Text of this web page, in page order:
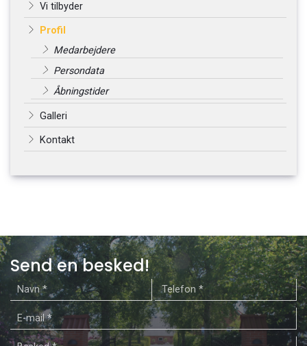
Vi tilbyder
Profil
Medarbejdere
Persondata
Åbningstider
Galleri
Kontakt
Send en besked!